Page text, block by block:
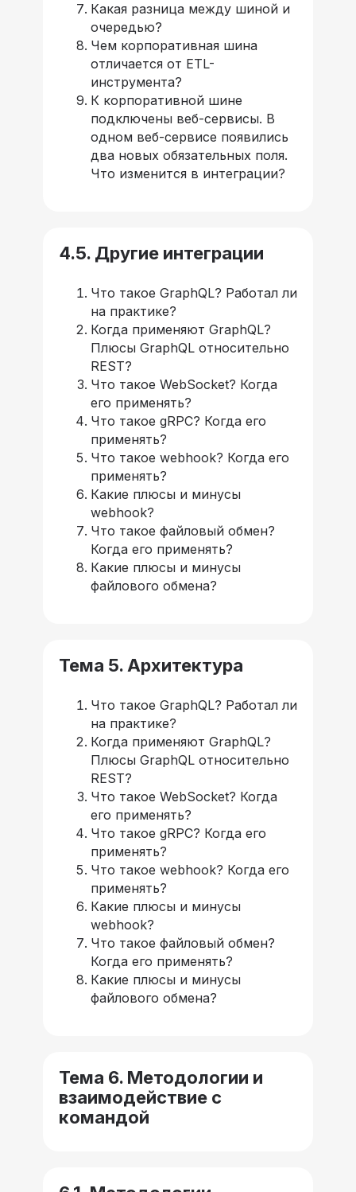
Какая разница между шиной и
очередью?
Чем корпоративная шина
отличается от ETL-
инструмента?
К корпоративной шине
подключены веб-сервисы. В
одном веб-сервисе появились
два новых обязательных поля.
Что изменится в интеграции?
4.5. Другие интеграции
Что такое GraphQL? Работал ли
на практике?
Когда применяют GraphQL?
Плюсы GraphQL относительно
REST?
Что такое WebSocket? Когда
его применять?
Что такое gRPC? Когда его
применять?
Что такое webhook? Когда его
применять?
Какие плюсы и минусы
webhook?
Что такое файловый обмен?
Когда его применять?
Какие плюсы и минусы
файлового обмена?
Тема 5. Архитектура
Что такое GraphQL? Работал ли
на практике?
Когда применяют GraphQL?
Плюсы GraphQL относительно
REST?
Что такое WebSocket? Когда
его применять?
Что такое gRPC? Когда его
применять?
Что такое webhook? Когда его
применять?
Какие плюсы и минусы
webhook?
Что такое файловый обмен?
Когда его применять?
Какие плюсы и минусы
файлового обмена?
Тема 6. Методологии и
взаимодействие с
командой